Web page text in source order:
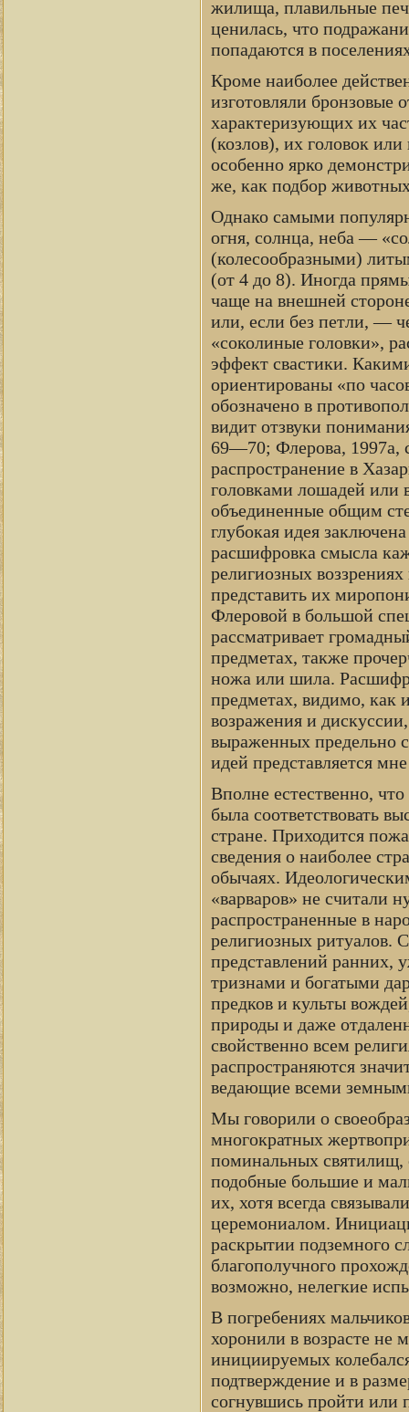
жилища, плавильные
ценилась, что
попадаются в
Кроме наиболее
изготовляли
характеризующих их
(козлов), их головок
особенно ярко
же, как подбор
Однако самыми
огня, солнца, неба —
(колесообразными)
(от 4 до 8). Иногда
чаще на внешней
или, если без петли, —
«соколиные головки»,
эффект свастики.
ориентированы «по
обозначено в
видит отзвуки
69—70; Флерова, 1997а,
распространение в
головками лошадей или
объединенные общим
глубокая идея
расшифровка смысла
религиозных
представить их
Флеровой в большой
рассматривает
предметах, также
ножа или шила.
предметах, видимо, как
возражения и
выраженных предельно
идей представляется
Вполне естественно,
была соответствовать
стране. Приходится
сведения о наиболее
обычаях.
«варваров» не считали
распространенные в
религиозных ритуалов.
представлений ранних,
тризнами и богатыми
предков и культы
природы и даже
свойственно всем
распространяются
ведающие всеми
Мы говорили о
многократных
поминальных святилищ,
подобные большие и
их, хотя всегда
церемониалом.
раскрытии подземного
благополучного
возможно, нелегкие
В погребениях
хоронили в возрасте не
инициируемых
подтверждение и в
согнувшись пройти или